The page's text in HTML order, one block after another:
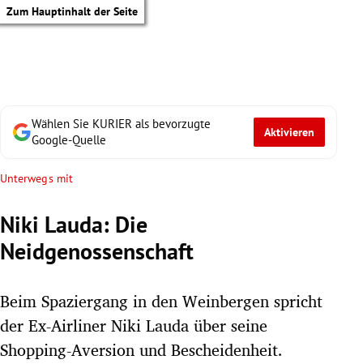
Zum Hauptinhalt der Seite
Untermenü
Wählen Sie KURIER als bevorzugte
Google-Quelle
Aktivieren
Unterwegs mit
Niki Lauda: Die
Neidgenossenschaft
Beim Spaziergang in den Weinbergen spricht
der Ex-Airliner Niki Lauda über seine
Shopping-Aversion und Bescheidenheit.